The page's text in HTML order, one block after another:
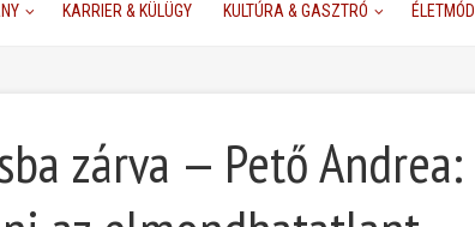
KARRIER & KÜLÜGY KULTÚRA & GASZTRÓ ÉLETMÓD
zárva — Pető Andrea: